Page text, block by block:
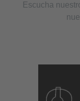
Escucha